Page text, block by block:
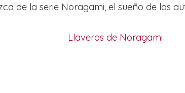
de la serie Noragami, el sueño de los
Llaveros de Noragami